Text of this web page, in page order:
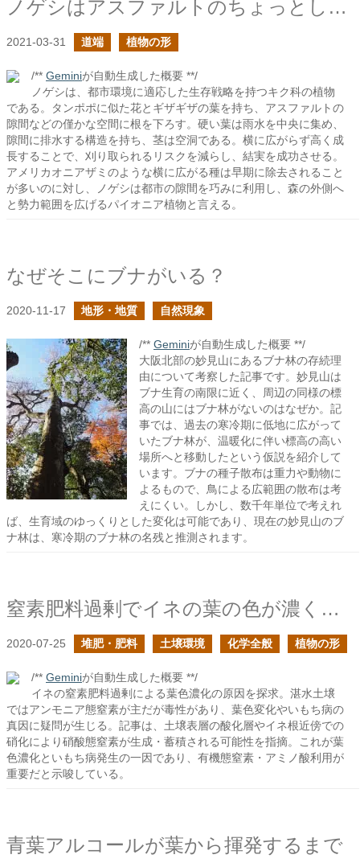
ノゲシはアスファルトのちょっとした隙間を狙う
2021-03-31 道端 植物の形
/** Geminiが自動生成した概要 **/
ノゲシは、都市環境に適応した生存戦略を持つキク科の植物
である。タンポポに似た花とギザギザの葉を持ち、アスファルトの
隙間などの僅かな空間に根を下ろす。硬い葉は雨水を中央に集め、
隙間に排水する構造を持ち、茎は空洞である。横に広がらず高く成
長することで、刈り取られるリスクを減らし、結実を成功させる。
アメリカオニアザミのような横に広がる種は早期に除去されること
が多いのに対し、ノゲシは都市の隙間を巧みに利用し、森の外側へ
と勢力範囲を広げるパイオニア植物と言える。
なぜそこにブナがいる？
2020-11-17 地形・地質 自然現象
/** Geminiが自動生成した概要 **/
大阪北部の妙見山にあるブナ林の存続理
由について考察した記事です。妙見山は
ブナ生育の南限に近く、周辺の同様の標
高の山にはブナ林がないのはなぜか。記
事では、過去の寒冷期に低地に広がって
いたブナ林が、温暖化に伴い標高の高い
場所へと移動したという仮説を紹介して
います。ブナの種子散布は重力や動物に
よるもので、鳥による広範囲の散布は考
えにくい。しかし、数千年単位で考えれ
ば、生育域のゆっくりとした変化は可能であり、現在の妙見山のブ
ナ林は、寒冷期のブナ林の名残と推測されます。
窒素肥料過剰でイネの葉の色が濃くなるのはなぜだろう？
2020-07-25 堆肥・肥料 土壌環境 化学全般 植物の形
/** Geminiが自動生成した概要 **/
イネの窒素肥料過剰による葉色濃化の原因を探求。湛水土壌
ではアンモニア態窒素が主だが毒性があり、葉色変化やいもち病の
真因に疑問が生じる。記事は、土壌表層の酸化層やイネ根近傍での
硝化により硝酸態窒素が生成・蓄積される可能性を指摘。これが葉
色濃化といもち病発生の一因であり、有機態窒素・アミノ酸利用が
重要だと示唆している。
青葉アルコールが葉から揮発するまで